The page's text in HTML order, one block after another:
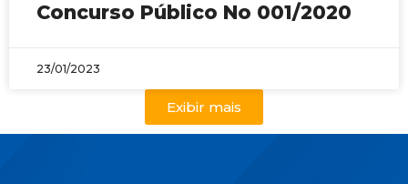
Concurso Público No 001/2020
23/01/2023
Exibir mais